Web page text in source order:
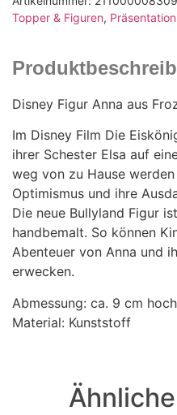
Topper & Figuren, Präsentation
Disney Figur Anna aus
Im Disney Film Die
ihrer Schester Elsa auf
weg von zu Hause
Optimismus und ihre
Die neue Bullyland Figur
handbemalt. So können
Abenteuer von Anna und
erwecken.
Abmessung: ca. 9 cm hoch
Material: Kunststoff